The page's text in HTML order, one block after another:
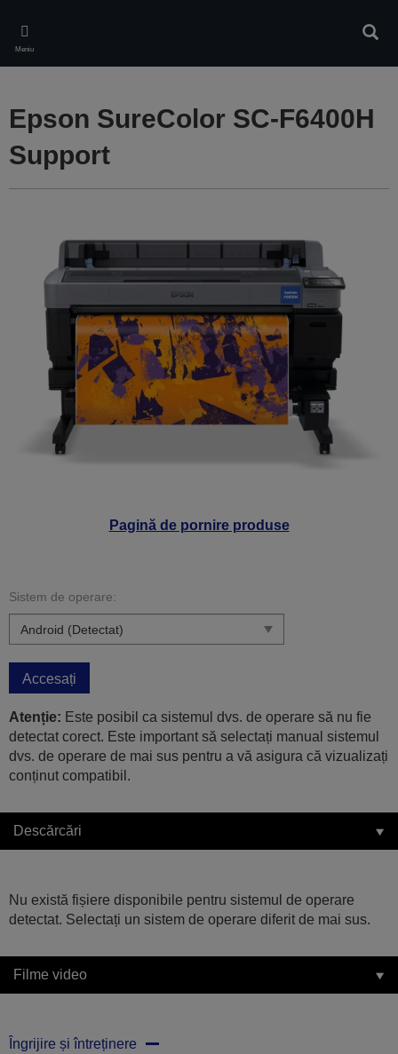
main
content
Meniu
Pagină de pornire produse
Epson SureColor SC-F6400H
Support
Sistem de operare:
Accesați
Atenție: Este posibil ca sistemul dvs. de operare să nu fie
detectat corect. Este important să selectați manual sistemul
dvs. de operare de mai sus pentru a vă asigura că vizualizați
conținut compatibil.
Descărcări
Nu există fișiere disponibile pentru sistemul de operare
detectat. Selectați un sistem de operare diferit de mai sus.
Filme video
Îngrijire și întreținere